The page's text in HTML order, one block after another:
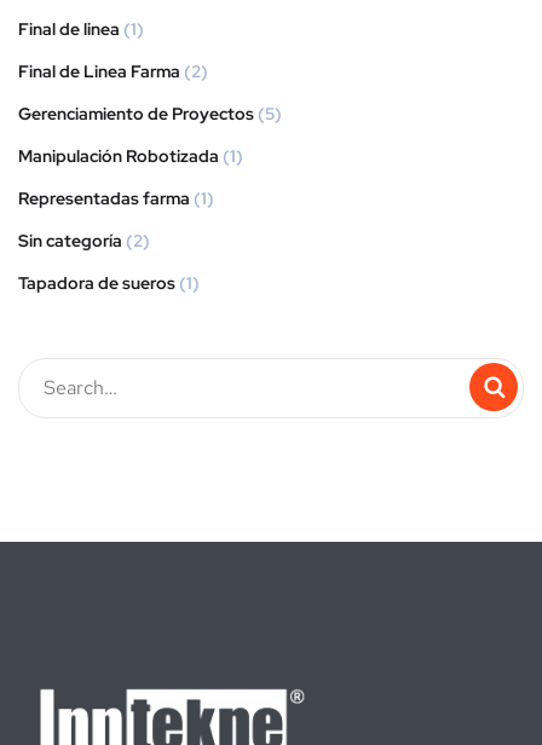
Final de linea (1)
Final de Linea Farma (2)
Gerenciamiento de Proyectos (5)
Manipulación Robotizada (1)
Representadas farma (1)
Sin categoría (2)
Tapadora de sueros (1)